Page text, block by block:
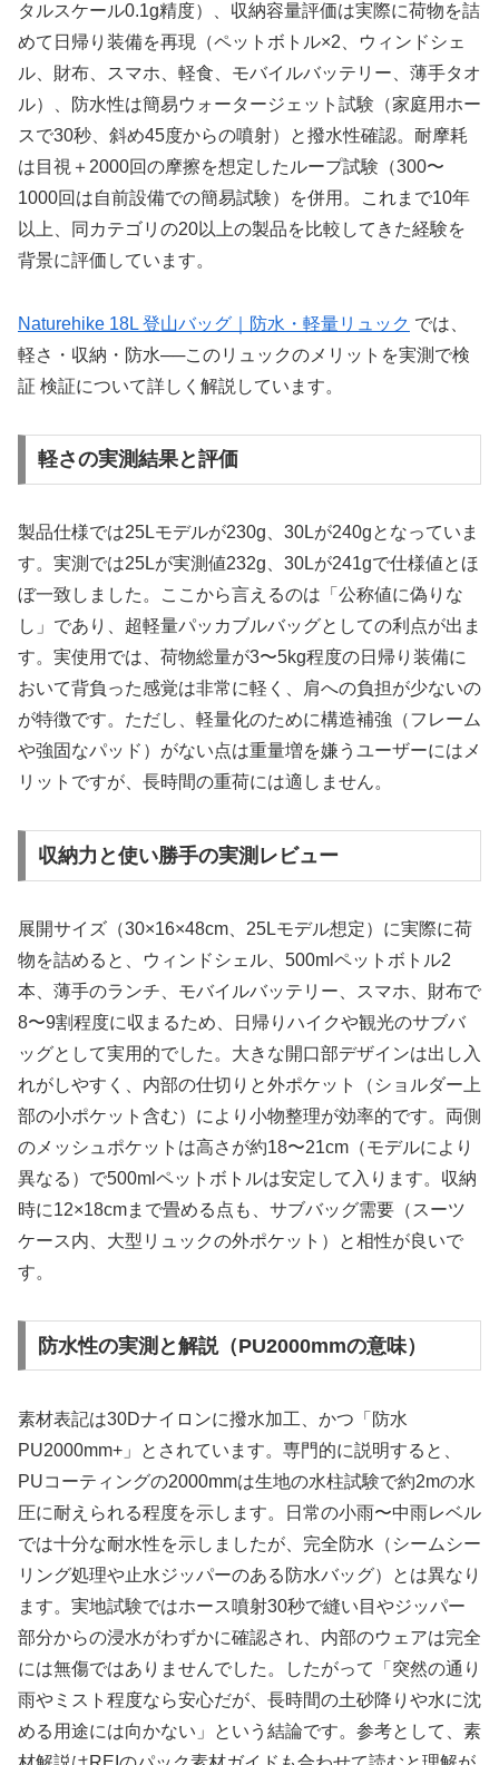
タルスケール0.1g精度）、収納容量評価は実際に荷物を詰
めて日帰り装備を再現（ペットボトル×2、ウィンドシェ
ル、財布、スマホ、軽食、モバイルバッテリー、薄手タオ
ル）、防水性は簡易ウォータージェット試験（家庭用ホー
スで30秒、斜め45度からの噴射）と撥水性確認。耐摩耗
は目視＋2000回の摩擦を想定したループ試験（300〜
1000回は自前設備での簡易試験）を併用。これまで10年
以上、同カテゴリの20以上の製品を比較してきた経験を
背景に評価しています。
Naturehike 18L 登山バッグ｜防水・軽量リュック では、
軽さ・収納・防水──このリュックのメリットを実測で検
証 検証について詳しく解説しています。
軽さの実測結果と評価
製品仕様では25Lモデルが230g、30Lが240gとなっていま
す。実測では25Lが実測値232g、30Lが241gで仕様値とほ
ぼ一致しました。ここから言えるのは「公称値に偽りな
し」であり、超軽量パッカブルバッグとしての利点が出ま
す。実使用では、荷物総量が3〜5kg程度の日帰り装備に
おいて背負った感覚は非常に軽く、肩への負担が少ないの
が特徴です。ただし、軽量化のために構造補強（フレーム
や強固なパッド）がない点は重量増を嫌うユーザーにはメ
リットですが、長時間の重荷には適しません。
収納力と使い勝手の実測レビュー
展開サイズ（30×16×48cm、25Lモデル想定）に実際に荷
物を詰めると、ウィンドシェル、500mlペットボトル2
本、薄手のランチ、モバイルバッテリー、スマホ、財布で
8〜9割程度に収まるため、日帰りハイクや観光のサブバ
ッグとして実用的でした。大きな開口部デザインは出し入
れがしやすく、内部の仕切りと外ポケット（ショルダー上
部の小ポケット含む）により小物整理が効率的です。両側
のメッシュポケットは高さが約18〜21cm（モデルにより
異なる）で500mlペットボトルは安定して入ります。収納
時に12×18cmまで畳める点も、サブバッグ需要（スーツ
ケース内、大型リュックの外ポケット）と相性が良いで
す。
防水性の実測と解説（PU2000mmの意味）
素材表記は30Dナイロンに撥水加工、かつ「防水
PU2000mm+」とされています。専門的に説明すると、
PUコーティングの2000mmは生地の水柱試験で約2mの水
圧に耐えられる程度を示します。日常の小雨〜中雨レベル
では十分な耐水性を示しましたが、完全防水（シームシー
リング処理や止水ジッパーのある防水バッグ）とは異なり
ます。実地試験ではホース噴射30秒で縫い目やジッパー
部分からの浸水がわずかに確認され、内部のウェアは完全
には無傷ではありませんでした。したがって「突然の通り
雨やミスト程度なら安心だが、長時間の土砂降りや水に沈
める用途には向かない」という結論です。参考として、素